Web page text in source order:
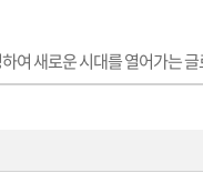
여 새로운 시대를 열어가는